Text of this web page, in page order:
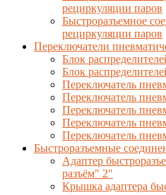
рециркуляции паров
Быстроразъемное
рециркуляции паров
Переключатели
Блок
Блок
Переключатель
Переключатель
Переключатель
Переключатель
Переключатель
Быстроразъемные
Адаптер
разъём" 2"
Крышка адаптера